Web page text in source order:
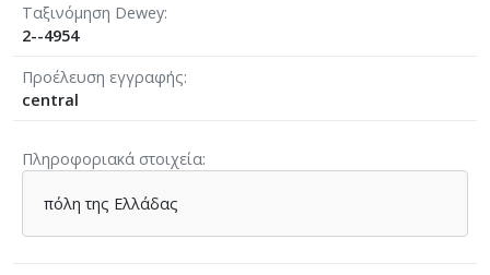
Ταξινόμηση Dewey
2--4954
Προέλευση εγγραφής
central
Πληροφοριακά στοιχεία
πόλη της Ελλάδας